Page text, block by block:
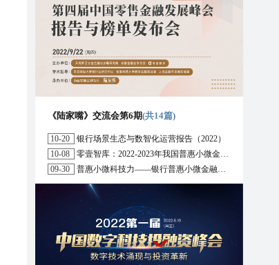
《陆家嘴》交流会第6期(共14篇)
10-20
银行场景生态与数智化运营报告（2022）
10-08
零壹智库：2022-2023年我国普惠小微金融十大趋势展望
09-30
普惠小微科技力——银行普惠小微金融战略与科技解决方案研究报告（2022）